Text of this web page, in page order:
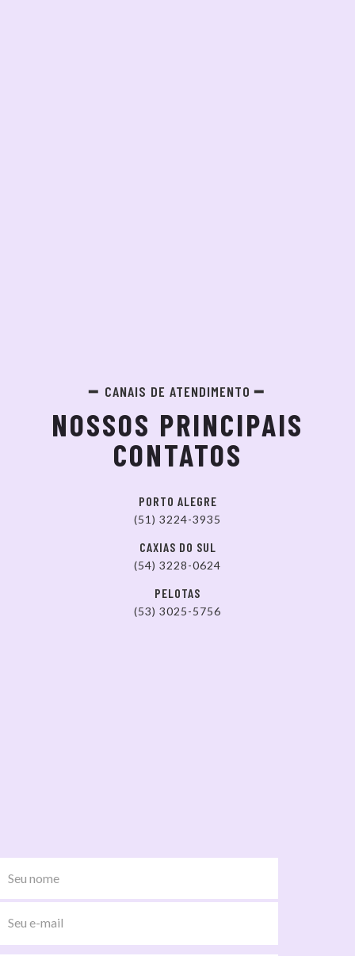
CANAIS DE ATENDIMENTO
NOSSOS PRINCIPAIS
CONTATOS
PORTO ALEGRE
(51) 3224-3935
CAXIAS DO SUL
(54) 3228-0624
PELOTAS
(53) 3025-5756